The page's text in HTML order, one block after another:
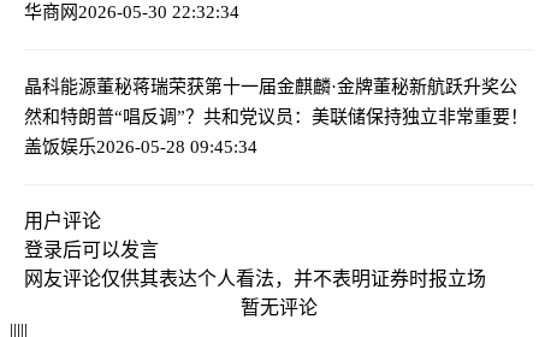
华商网2026-05-30 22:32:34
晶科能源董秘蒋瑞荣获第十一届金麒麟·金牌董秘新航跃升奖公
然和特朗普“唱反调”？共和党议员：美联储保持独立非常重要！
盖饭娱乐2026-05-28 09:45:34
用户评论
登录后可以发言
网友评论仅供其表达个人看法，并不表明证券时报立场
暂无评论
|||||